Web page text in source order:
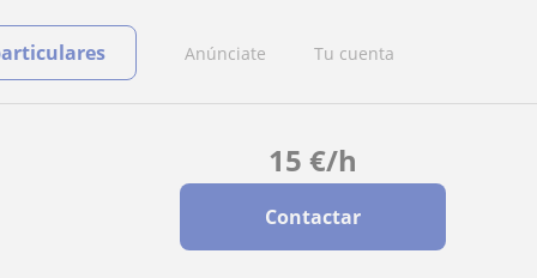
Anúnciate Tu cuenta
15 €/h
Contactar